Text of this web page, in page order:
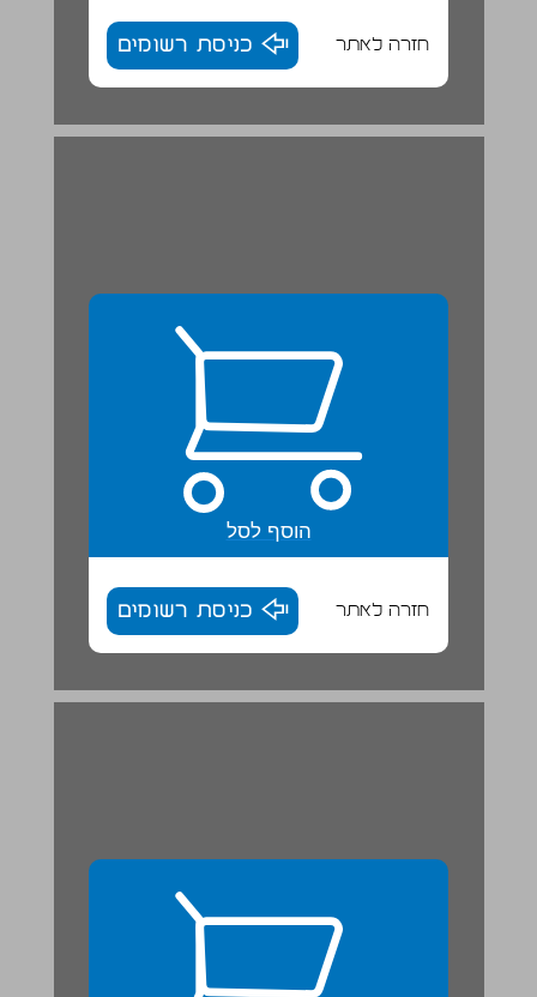
חזרה לאתר כניסת רשומים
הוסף לסל
חזרה לאתר כניסת רשומים